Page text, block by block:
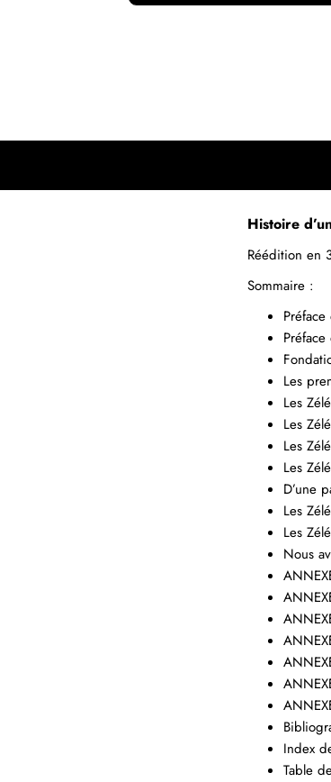
Histoire
Réédition en
Sommaire :
Les
Les
Les
Les
Les
D’une
Les
Les
Nous
Index
Table